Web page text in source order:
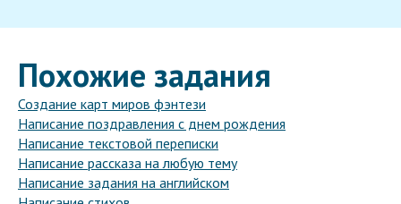
Похожие задания
Создание карт миров фэнтези
Написание поздравления с днем рождения
Написание текстовой переписки
Написание рассказа на любую тему
Написание задания на английском